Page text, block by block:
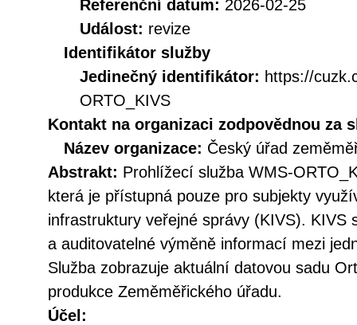
Referenční datum: 2026-02-25
Událost: revize
Identifikátor služby
Jedinečný identifikátor: https://
ORTO_KIVS
Kontakt na organizaci zodpovědnou za
Název organizace: Český úřad
Abstrakt: Prohlížecí služba WMS-
která je přístupná pouze pro subjekty
infrastruktury veřejné správy (KIVS). KIVS
a auditovatelné výměně informací mezi
Služba zobrazuje aktuální datovou sadu
produkce Zeměměřického úřadu.
Účel: